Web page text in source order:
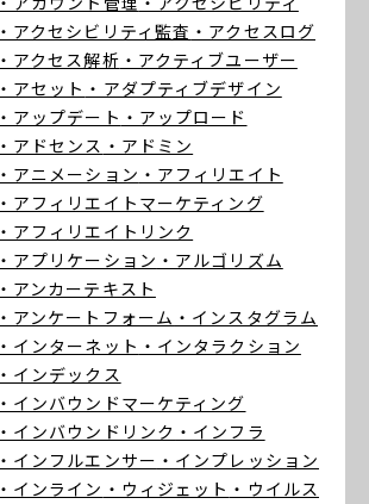
・アクセシビリティ監査 ・アクセスログ
・アクセス解析 ・アクティブユーザー
・アセット ・アダプティブデザイン
・アップデート ・アップロード
・アドセンス ・アドミン
・アニメーション ・アフィリエイト
・アフィリエイトマーケティング
・アフィリエイトリンク
・アプリケーション ・アルゴリズム
・アンカーテキスト
・アンケートフォーム ・インスタグラム
・インターネット ・インタラクション
・インデックス
・インバウンドマーケティング
・インバウンドリンク ・インフラ
・インフルエンサー ・インプレッション
・インライン ・ウィジェット ・ウイルス